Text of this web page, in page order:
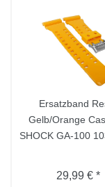
Ersatzband
Gelb/Orange
SHOCK GA-100
29,99 € *